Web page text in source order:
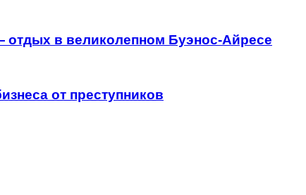
отдых в великолепном Буэнос-Айресе
от преступников